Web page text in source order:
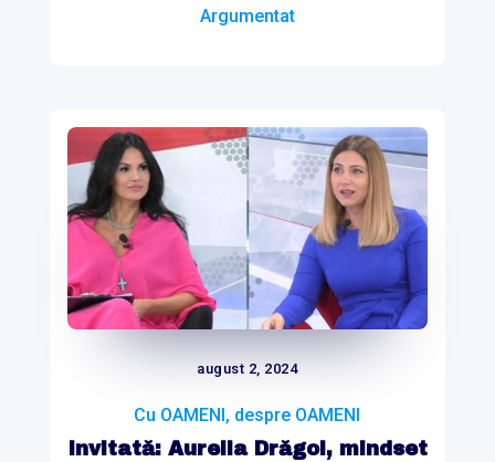
Argumentat
august 2, 2024
Cu OAMENI, despre OAMENI
Invitată: Aurelia Drăgoi, mindset